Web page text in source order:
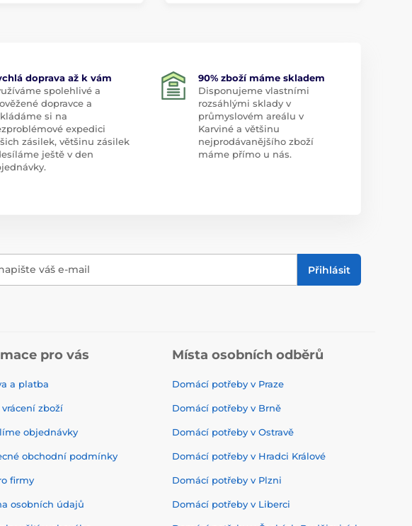
doprava až k vám
spolehlivé a
dopravce a
si na
expedici
zásilek, většinu zásilek
ještě v den
90% zboží máme skladem
Disponujeme vlastními
rozsáhlými sklady v
průmyslovém areálu v
Karviné a většinu
nejprodávanějšího zboží
máme přímo u nás.
váš e-mail Přihlásit
pro vás
a platba
zboží
objednávky
obchodní podmínky
firmy
osobních údajů
Místa osobních odběrů
Domácí potřeby v Praze
Domácí potřeby v Brně
Domácí potřeby v Ostravě
Domácí potřeby v Hradci Králové
Domácí potřeby v Plzni
Domácí potřeby v Liberci